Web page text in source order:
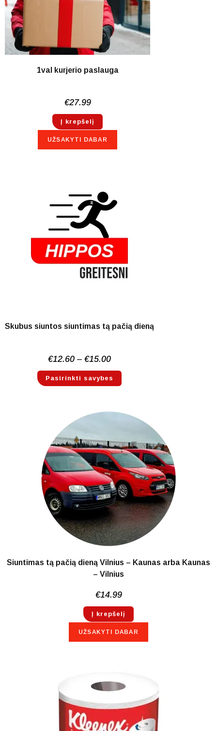
1val kurjerio paslauga
€27.99
Į krepšelį
UŽSAKYTI DABAR
Skubus siuntos siuntimas tą pačią dieną
€12.60 – €15.00Price
€12.60
through
€15.00
Pasirinkti savybes
This
variants.
be
chosen
on
the
product
page
Siuntimas tą pačią dieną Vilnius – Kaunas arba Kaunas
– Vilnius
€14.99
Į krepšelį
UŽSAKYTI DABAR